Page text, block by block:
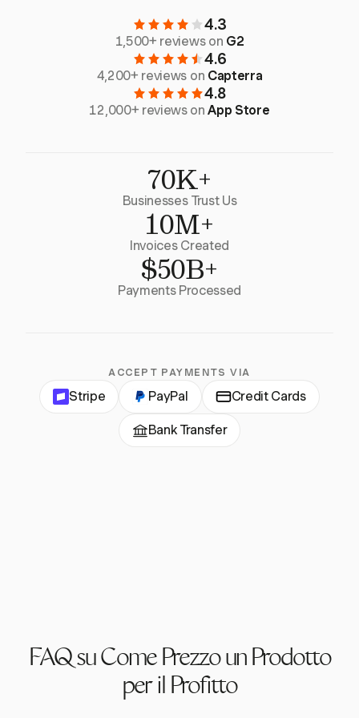
4.3
1,500+ reviews on G2
4.6
4,200+ reviews on Capterra
4.8
12,000+ reviews onApp Store
70K+
Businesses Trust Us
10M+
Invoices Created
$50B+
Payments Processed
ACCEPT PAYMENTS VIA
Stripe PayPal Credit Cards
Bank Transfer
FAQ su Come Prezzo un Prodotto
per il Profitto